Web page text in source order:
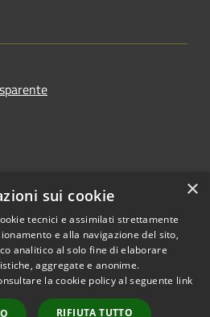
Copyright © 2026 • Comune di
Cambiago • Powered by
Municipium• Accesso
×
sui cookie
tecnici e assimilati strettamente
e alla navigazione del sito,
analitico al solo fine di elaborare
aggregate e anonime.
la cookie policy al seguente link
RIFIUTA TUTTO